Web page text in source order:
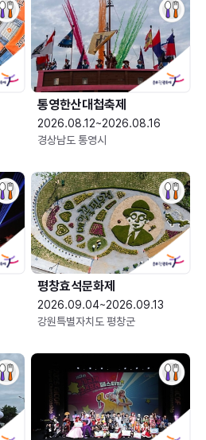
통영한산대첩축제
2026.08.12~2026.08.16
경상남도 통영시
평창효석문화제
2026.09.04~2026.09.13
강원특별자치도 평창군